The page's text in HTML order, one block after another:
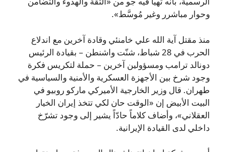
وحوار مباشرر وغير مُوسَّط».
منذ مقتل آية الله علي خامنئي وقادة آخرين مع اندلاع
الحرب في 28 شباط، شنّت واشنطن – بقيادة الرئيس
دونالد ترامب ومسؤولين آخرين – حملة لتكريس فكرة
وجود شرخ بين الأجهزة العسكرية والأمنية والسياسية في
طهران. قال وزير الخارجية الأميركي ماركو روبيو في
البيت الأبيض إن «الوقت حان لكي تتخذ إيران الخيار
العقلاني»، وأضاف كلاماً حادّاً يشير إلى وجود تشرّخ
داخلي لدى القيادة الإيرانية.